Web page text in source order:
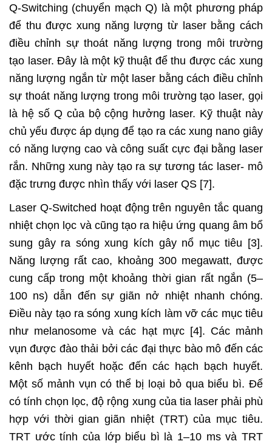
Q-Switching (chuyển mạch Q) là một phương pháp
để thu được xung năng lượng từ laser bằng cách
điều chỉnh sự thoát năng lượng trong môi trường
tạo laser. Đây là một kỹ thuật để thu được các xung
năng lượng ngắn từ một laser bằng cách điều chỉnh
sự thoát năng lượng trong môi trường tạo laser, gọi
là hệ số Q của bộ cộng hưởng laser. Kỹ thuật này
chủ yếu được áp dụng để tạo ra các xung nano giây
có năng lượng cao và công suất cực đại bằng laser
rắn. Những xung này tạo ra sự tương tác laser- mô
đặc trưng được nhìn thấy với laser QS [7].
Laser Q-Switched hoạt động trên nguyên tắc quang
nhiệt chọn lọc và cũng tạo ra hiệu ứng quang âm bổ
sung gây ra sóng xung kích gây nổ mục tiêu [3].
Năng lượng rất cao, khoảng 300 megawatt, được
cung cấp trong một khoảng thời gian rất ngắn (5–
100 ns) dẫn đến sự giãn nở nhiệt nhanh chóng.
Điều này tạo ra sóng xung kích làm vỡ các mục tiêu
như melanosome và các hạt mực [4]. Các mảnh
vụn được đào thải bởi các đại thực bào mô đến các
kênh bạch huyết hoặc đến các hạch bạch huyết.
Một số mảnh vụn có thể bị loại bỏ qua biểu bì. Để
có tính chọn lọc, độ rộng xung của tia laser phải phù
hợp với thời gian giãn nhiệt (TRT) của mục tiêu.
TRT ước tính của lớp biểu bì là 1–10 ms và TRT